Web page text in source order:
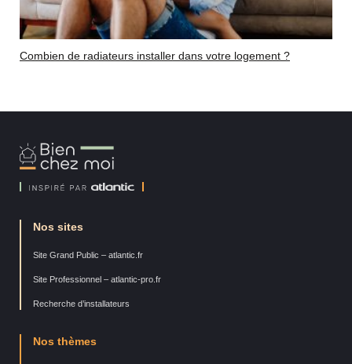
Combien de radiateurs installer dans votre logement ?
Bien
Chez
Nos sites
Site Grand Public – atlantic.fr
Site Professionnel – atlantic-pro.fr
Recherche d’installateurs
Nos thèmes